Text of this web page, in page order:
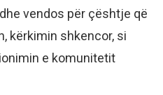
vendos për çështje që
kërkimin shkencor, si
e komunitetit